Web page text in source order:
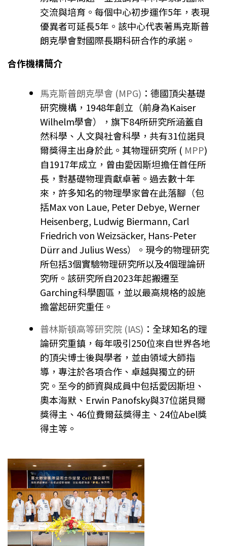
交流與培育。每個中心初步運作5年，表現
優異者可延長5年。該中心代表著馬克斯普
朗克學會對國際長期科研合作的承諾。
合作機構簡介
馬克斯普朗克學會 (MPG) ：德國頂尖基礎
研究機構，1948年創立（前身為Kaiser
Wilhelm學會），旗下84所研究所涵蓋自
然科學、人文與社會科學，共有31位諾貝
爾獎得主出身於此。其物理研究所 ( MPP)
自1917年成立，曾由愛因斯坦擔任首任所
長，對基礎物理貢獻卓著。過去數十年
來，許多知名的物理學家曾在此落腳（包
括Max von Laue, Peter Debye, Werner
Heisenberg, Ludwig Biermann, Carl
Friedrich von Weizsäcker, Hans-Peter
Dürr and Julius Wess）。現今的物理研究
所包括3個實驗物理研究所以及4個理論研
究所。該研究所自2023年起搬遷至
Garching科學園區，並以最高規格的設施
擔當起研究重任。
普林斯頓高等研究院 (IAS) ：全球知名的理
論研究重鎮，每年吸引250位來自世界各地
的頂尖博士後與學者，並由領域大師指
導，專注於各項合作、卓越與獨立的研
究。至今的師資與成員中包括愛因斯坦、
奧本海默、Erwin Panofsky與37位諾貝爾
獎得主、46位費爾茲獎得主、24位Abel獎
得主等。